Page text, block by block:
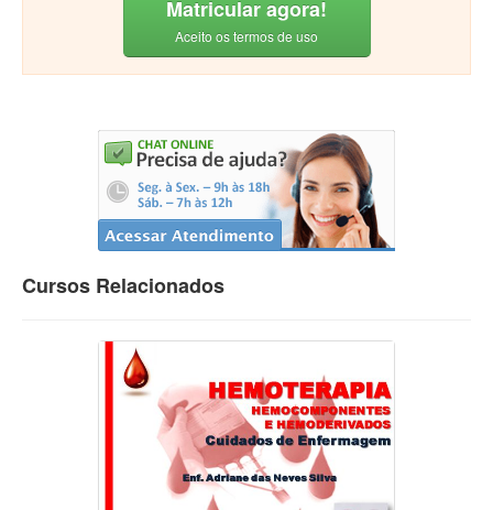
Matricular agora!
Aceito os termos de uso
Cursos Relacionados